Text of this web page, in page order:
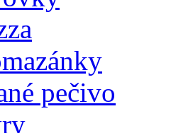
pečivo